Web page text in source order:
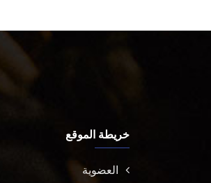
خريطة الموقع
العضوية